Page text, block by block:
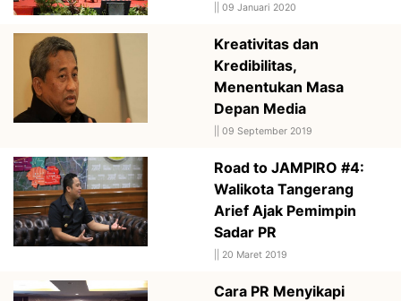
09 Januari 2020
Kreativitas dan
Kredibilitas,
Menentukan Masa
Depan Media
09 September 2019
Road to JAMPIRO #4:
Walikota Tangerang
Arief Ajak Pemimpin
Sadar PR
20 Maret 2019
Cara PR Menyikapi